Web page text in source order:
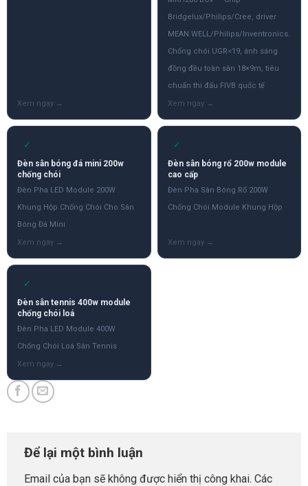
Bridgelux/Philips/Cree, driver
MEAN WELL/Philips/Inventronics.
Chống chói UGR<19, ánh sáng
đồng đều toàn sân 18×9m, tiêu
chuẩn thi đấu FIVB quốc tế
✓
Đèn sân bóng đá mini 200w
chống chói
Đèn Pha LED Module 200W
Khung Hộp Chống Chói Cho Sân
Bóng Đá Mini
✓
Đèn sân bóng rổ 200w module
cao cấp
Đèn Pha Sân Bóng Rổ 200W
Chống Chói Module Khung Hộp
✓
Đèn sân tennis 400w module
chống chói loá
Đèn Pha LED Module 400W
Chống Chói Loá Sân Tennis
Để lại một bình luận
Email của bạn sẽ không được hiển thị công khai. Các